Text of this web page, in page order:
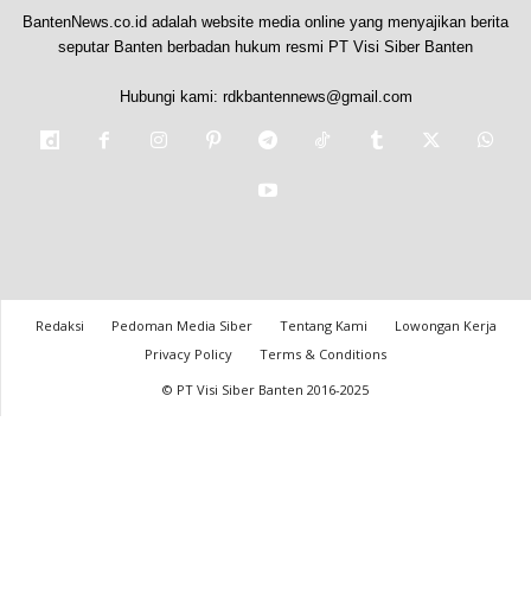
BantenNews.co.id adalah website media online yang menyajikan berita
seputar Banten berbadan hukum resmi PT Visi Siber Banten
Hubungi kami: rdkbantennews@gmail.com
Redaksi Pedoman Media Siber Tentang Kami
Lowongan Kerja
Privacy Policy
Terms & Conditions
© PT Visi Siber Banten 2016-2025